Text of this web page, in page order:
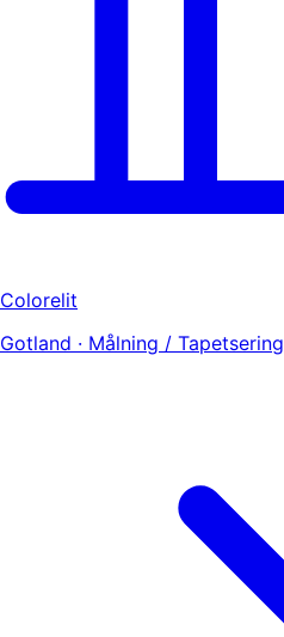
Colorelit
Gotland · Målning / Tapetsering